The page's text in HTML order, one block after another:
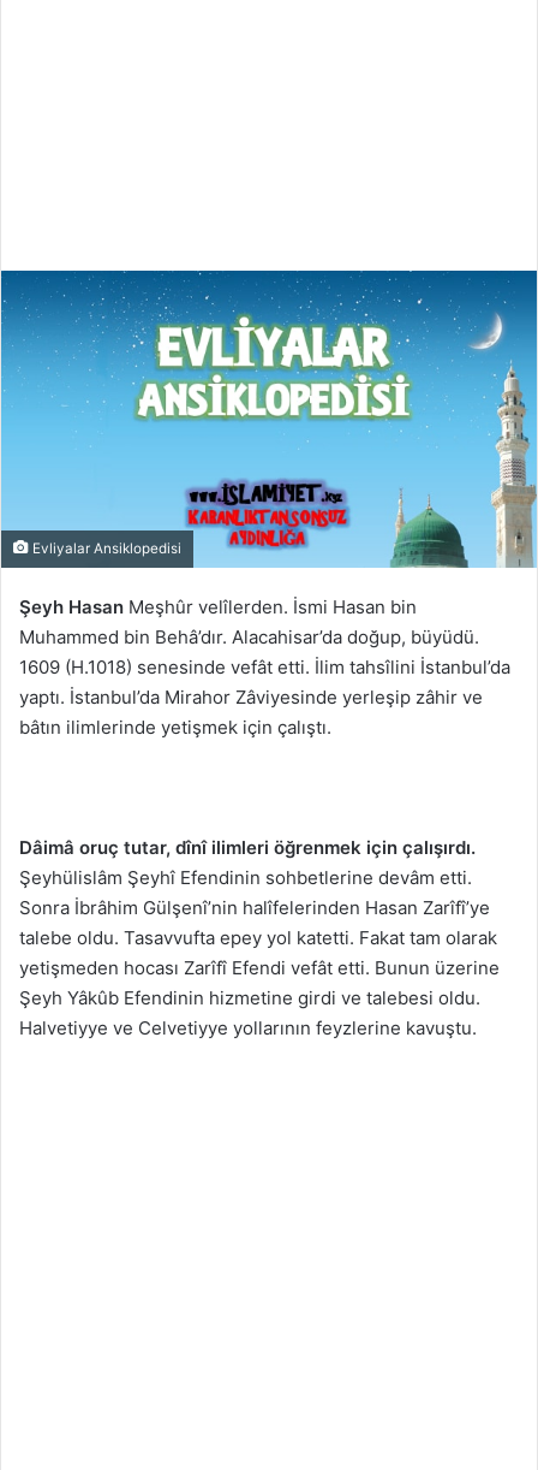
Evliyalar Ansiklopedisi
Şeyh Hasan Meşhûr velîlerden. İsmi Hasan bin
Muhammed bin Behâ’dır. Alacahisar’da doğup, büyüdü.
1609 (H.1018) senesinde vefât etti. İlim tahsîlini İstanbul’da
yaptı. İstanbul’da Mirahor Zâviyesinde yerleşip zâhir ve
bâtın ilimlerinde yetişmek için çalıştı.
Dâimâ oruç tutar, dînî ilimleri öğrenmek için çalışırdı.
Şeyhülislâm Şeyhî Efendinin sohbetlerine devâm etti.
Sonra İbrâhim Gülşenî’nin halîfelerinden Hasan Zarîfî’ye
talebe oldu. Tasavvufta epey yol katetti. Fakat tam olarak
yetişmeden hocası Zarîfî Efendi vefât etti. Bunun üzerine
Şeyh Yâkûb Efendinin hizmetine girdi ve talebesi oldu.
Halvetiyye ve Celvetiyye yollarının feyzlerine kavuştu.